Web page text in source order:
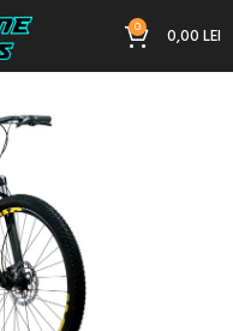
0 0,00LEI